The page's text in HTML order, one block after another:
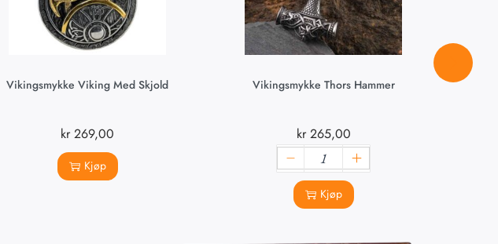
Vikingsmykke Viking Med Skjold
kr269,00
Kjøp
Vikingsmykke Thors Hammer
kr265,00
Kjøp